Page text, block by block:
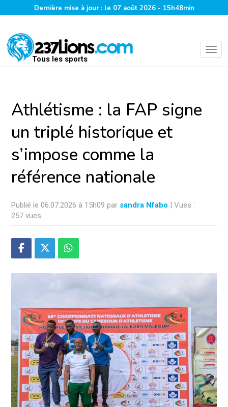
Dernière mise à jour : le 07 août 2026 - 15h48min
Tous les sports
Athlétisme : la FAP signe
un triplé historique et
s’impose comme la
référence nationale
Publié le 06.07.2026 à 15h09 par sandra Nfabo | Vues :
257 vues